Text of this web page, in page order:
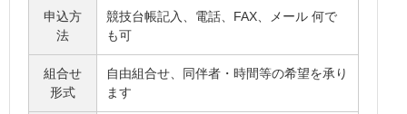
申込方
法
競技台帳記入、電話、FAX、メール 何で
も可
組合せ
形式
自由組合せ、同伴者・時間等の希望を承り
ます